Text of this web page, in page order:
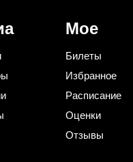
Мое
Билеты
Избранное
Расписание
Оценки
Отзывы